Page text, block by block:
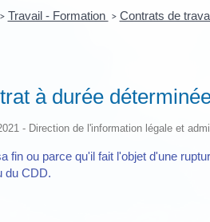
> Travail - Formation > Contrats de
à durée
- Direction de l'information légale et
fin ou parce qu'il fait l'objet d'une
du CDD.